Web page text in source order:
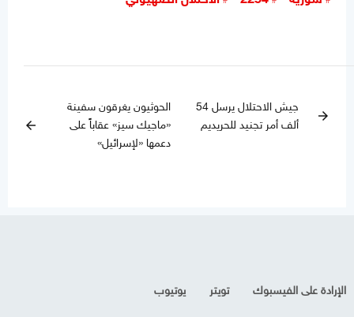
arrow_forward
جيش الاحتلال يرسل 54
ألف أمر تجنيد للحريديم
الحوثيون يغرقون سفينة
«ماجيك سيز» عقاباً على
دعمها «لإسرائيل»
arrow_back
الإرادة على الفيسبوك تويتر يوتيوب